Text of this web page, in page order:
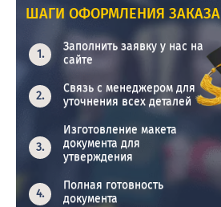
ШАГИ ОФОРМЛЕНИЯ ЗАКАЗА
Заполнить заявку у нас на
сайте
Связь с менеджером для
уточнения всех деталей
Изготовление макета
документа для
утверждения
Полная готовность
документа